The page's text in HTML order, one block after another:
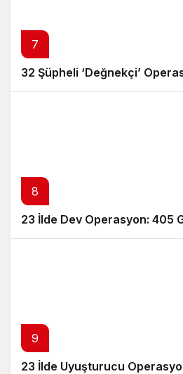
7
32 Şüpheli ‘Değnekçi’
8
23 İlde Dev Operasyon: 405
9
23 İlde Uyuşturucu